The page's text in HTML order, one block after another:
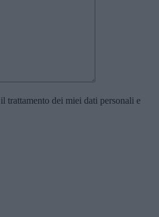
trattamento dei miei dati personali e